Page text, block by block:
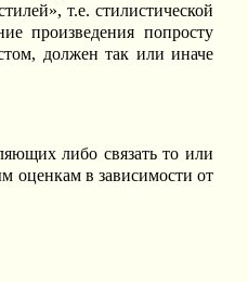
т.е. стилистической
произведения попросту
должен так или иначе
либо связать то или
оценкам в зависимости от